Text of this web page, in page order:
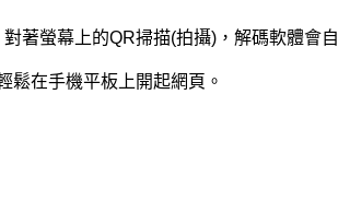
著螢幕上的QR掃描(拍攝)，解碼軟體會
鬆在手機平板上開起網頁。